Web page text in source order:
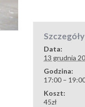
Szczegóły
Data:
13 grudnia
Godzina:
17:00 –
Koszt:
45zł